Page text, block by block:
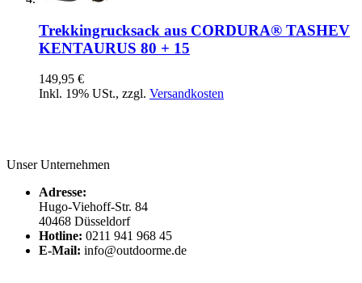
Trekkingrucksack aus CORDURA® TASHEV
KENTAURUS 80 + 15
149,95 €
Inkl. 19% USt., zzgl. Versandkosten
Unser Unternehmen
Adresse:
Hugo-Viehoff-Str. 84
40468 Düsseldorf
Hotline: 0211 941 968 45
E-Mail: info@outdoorme.de